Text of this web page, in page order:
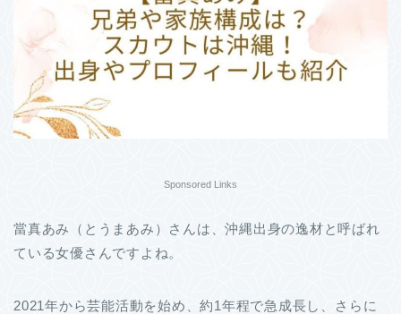
Sponsored Links
當真あみ（とうまあみ）さんは、沖縄出身の逸材と呼ばれ
ている女優さんですよね。
2021年から芸能活動を始め、約1年程で急成長し、さらに